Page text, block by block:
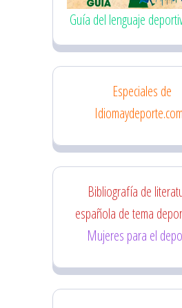
Guía del lenguaje
Especiales de
Idiomaydeporte.com
Bibliografía de
española de tema
Mujeres para el